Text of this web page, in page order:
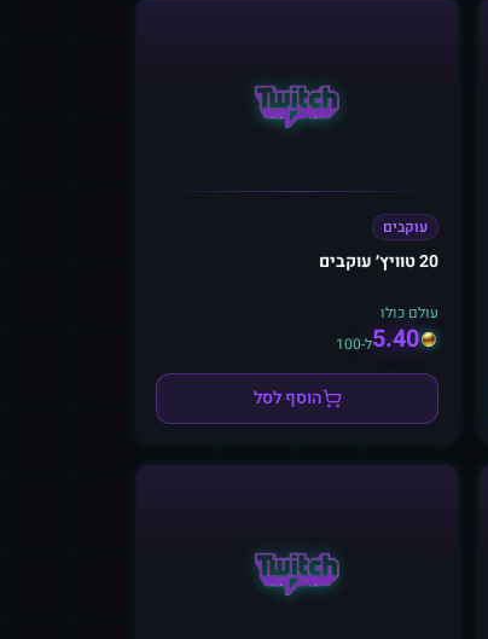
עוקבים
20 טוויץ׳ עוקבים
עולם כולו
5.40ל-100
הוסף לסל